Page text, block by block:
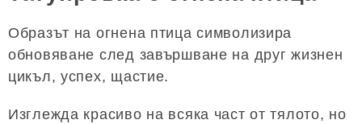
Образът на огнена птица символизира
обновяване след завършване на друг жизнен
цикъл, успех, щастие.
Изглежда красиво на всяка част от тялото, но